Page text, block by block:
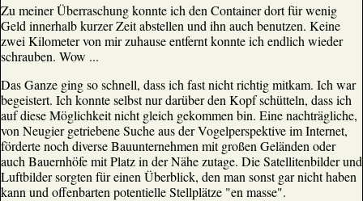
Zu meiner Überraschung konnte ich den Container dort für wenig
Geld innerhalb kurzer Zeit abstellen und ihn auch benutzen. Keine
zwei Kilometer von mir zuhause entfernt konnte ich endlich wieder
schrauben. Wow ...
Das Ganze ging so schnell, dass ich fast nicht richtig mitkam. Ich war
begeistert. Ich konnte selbst nur darüber den Kopf schütteln, dass ich
auf diese Möglichkeit nicht gleich gekommen bin. Eine nachträgliche,
von Neugier getriebene Suche aus der Vogelperspektive im Internet,
förderte noch diverse Bauunternehmen mit großen Geländen oder
auch Bauernhöfe mit Platz in der Nähe zutage. Die Satellitenbilder und
Luftbilder sorgten für einen Überblick, den man sonst gar nicht haben
kann und offenbarten potentielle Stellplätze "en masse".